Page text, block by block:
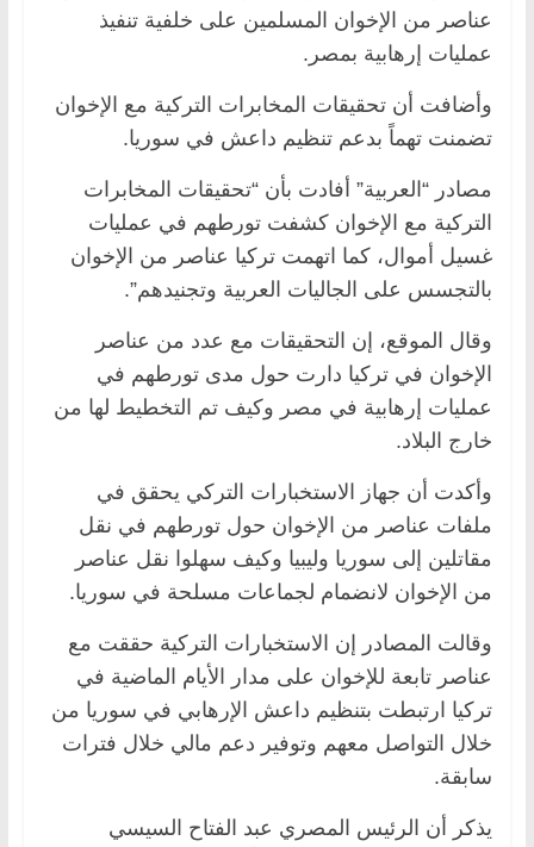
عناصر من الإخوان المسلمين على خلفية تنفيذ
عمليات إرهابية بمصر.
وأضافت أن تحقيقات المخابرات التركية مع الإخوان
تضمنت تهماً بدعم تنظيم داعش في سوريا.
مصادر “العربية” أفادت بأن “تحقيقات المخابرات
التركية مع الإخوان كشفت تورطهم في عمليات
غسيل أموال، كما اتهمت تركيا عناصر من الإخوان
بالتجسس على الجاليات العربية وتجنيدهم”.
وقال الموقع، إن التحقيقات مع عدد من عناصر
الإخوان في تركيا دارت حول مدى تورطهم في
عمليات إرهابية في مصر وكيف تم التخطيط لها من
خارج البلاد.
وأكدت أن جهاز الاستخبارات التركي يحقق في
ملفات عناصر من الإخوان حول تورطهم في نقل
مقاتلين إلى سوريا وليبيا وكيف سهلوا نقل عناصر
من الإخوان لانضمام لجماعات مسلحة في سوريا.
وقالت المصادر إن الاستخبارات التركية حققت مع
عناصر تابعة للإخوان على مدار الأيام الماضية في
تركيا ارتبطت بتنظيم داعش الإرهابي في سوريا من
خلال التواصل معهم وتوفير دعم مالي خلال فترات
سابقة.
يذكر أن الرئيس المصري عبد الفتاح السيسي